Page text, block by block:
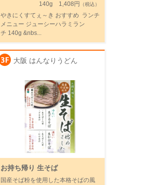
140g 1,408円 （税込）
やきにくすてぇ～き おすすめ ランチ
メニュー ジューシーハラミラン
チ 140g &nbs...
大阪 はんなりうどん
お持ち帰り 生そば
国産そば粉を使用した本格そばの風